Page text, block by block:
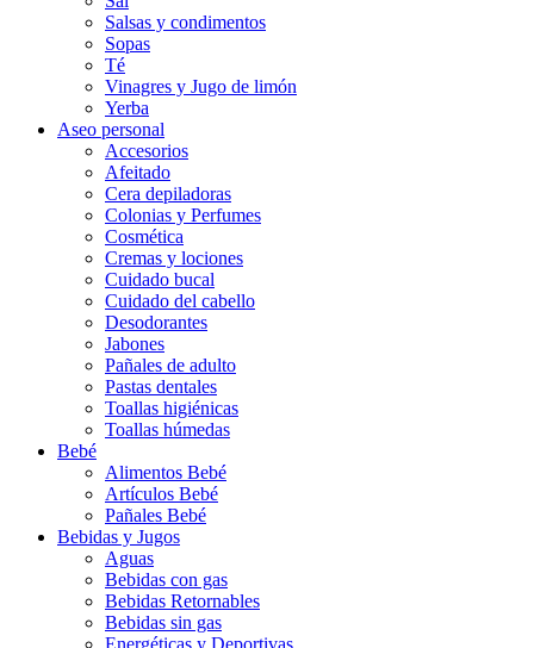
Salsas y condimentos
Sopas
Té
Vinagres y Jugo de limón
Yerba
Aseo personal
Accesorios
Afeitado
Cera depiladoras
Colonias y Perfumes
Cosmética
Cremas y lociones
Cuidado bucal
Cuidado del cabello
Desodorantes
Jabones
Pañales de adulto
Pastas dentales
Toallas higiénicas
Toallas húmedas
Bebé
Alimentos Bebé
Artículos Bebé
Pañales Bebé
Bebidas y Jugos
Aguas
Bebidas con gas
Bebidas Retornables
Bebidas sin gas
Energéticas y Deportivas